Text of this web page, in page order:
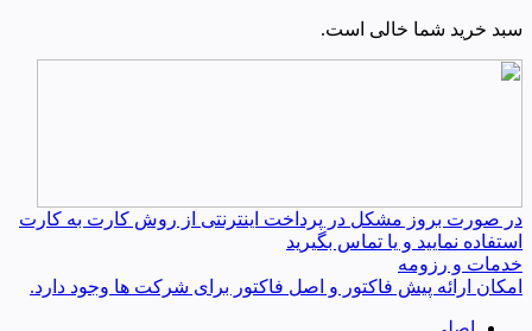
سبد خرید شما خالی است.
در صورت بروز مشکل در پرداخت اینترنتی از روش کارت به کارت
استفاده نمایید و یا تماس بگیرید
خدمات و رزومه
امکان ارائه پیش فاکتور و اصل فاکتور برای شرکت ها وجود دارد.